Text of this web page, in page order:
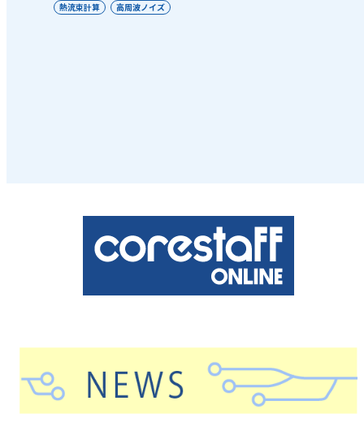
熱流束計算
高周波ノイズ